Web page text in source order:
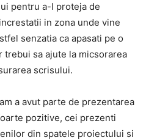
pentru a-l proteja de
in zona unde vine
senzatia ca apasati pe o
trebui sa ajute la micsorarea
scrisului.
a avut parte de prezentarea
pozitive, cei prezenti
din spatele proiectului si